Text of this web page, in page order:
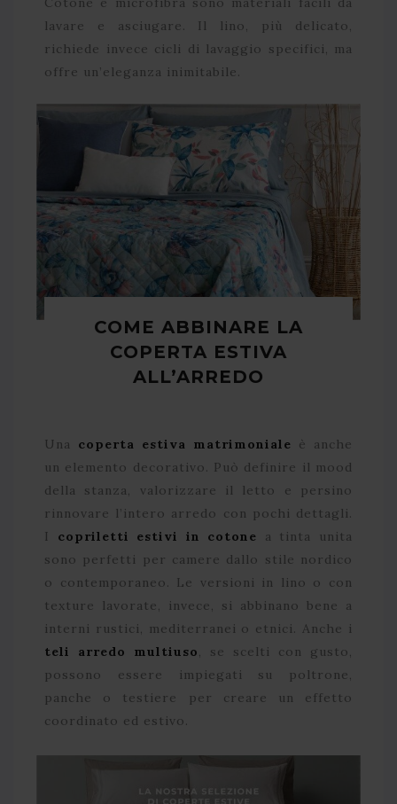
lavare e asciugare. Il lino, più delicato,
richiede invece cicli di lavaggio specifici, ma
offre un’eleganza inimitabile.
COME ABBINARE LA
COPERTA ESTIVA
ALL’ARREDO
Una coperta estiva matrimoniale è anche
un elemento decorativo. Può definire il mood
della stanza, valorizzare il letto e persino
rinnovare l’intero arredo con pochi dettagli.
I copriletti estivi in cotone a tinta unita
sono perfetti per camere dallo stile nordico
o contemporaneo. Le versioni in lino o con
texture lavorate, invece, si abbinano bene a
interni rustici, mediterranei o etnici. Anche i
teli arredo multiuso, se scelti con gusto,
possono essere impiegati su poltrone,
panche o testiere per creare un effetto
coordinato ed estivo.